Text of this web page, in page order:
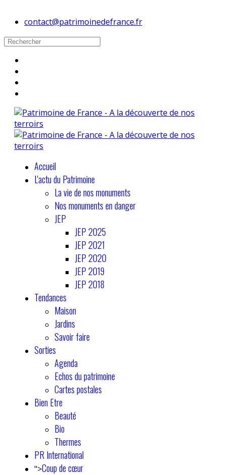
contact@patrimoinedefrance.fr
Accueil
L'actu du Patrimoine
La vie de nos monuments
Nos monuments en danger
JEP
JEP 2025
JEP 2021
JEP 2020
JEP 2019
JEP 2018
Tendances
Maison
Jardins
Savoir faire
Sorties
Agenda
Echos du patrimoine
Cartes postales
Bien Etre
Beauté
Bio
Thermes
PR International
">Coup de cœur